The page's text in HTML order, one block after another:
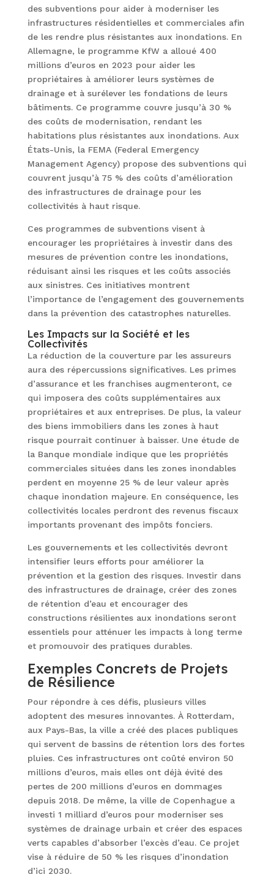
des subventions pour aider à moderniser les
infrastructures résidentielles et commerciales afin
de les rendre plus résistantes aux inondations. En
Allemagne, le programme KfW a alloué 400
millions d’euros en 2023 pour aider les
propriétaires à améliorer leurs systèmes de
drainage et à surélever les fondations de leurs
bâtiments. Ce programme couvre jusqu’à 30 %
des coûts de modernisation, rendant les
habitations plus résistantes aux inondations. Aux
États-Unis, la FEMA (Federal Emergency
Management Agency) propose des subventions qui
couvrent jusqu’à 75 % des coûts d’amélioration
des infrastructures de drainage pour les
collectivités à haut risque.
Ces programmes de subventions visent à
encourager les propriétaires à investir dans des
mesures de prévention contre les inondations,
réduisant ainsi les risques et les coûts associés
aux sinistres. Ces initiatives montrent
l’importance de l’engagement des gouvernements
dans la prévention des catastrophes naturelles.
Les Impacts sur la Société et les
Collectivités
La réduction de la couverture par les assureurs
aura des répercussions significatives. Les primes
d’assurance et les franchises augmenteront, ce
qui imposera des coûts supplémentaires aux
propriétaires et aux entreprises. De plus, la valeur
des biens immobiliers dans les zones à haut
risque pourrait continuer à baisser. Une étude de
la Banque mondiale indique que les propriétés
commerciales situées dans les zones inondables
perdent en moyenne 25 % de leur valeur après
chaque inondation majeure. En conséquence, les
collectivités locales perdront des revenus fiscaux
importants provenant des impôts fonciers.
Les gouvernements et les collectivités devront
intensifier leurs efforts pour améliorer la
prévention et la gestion des risques. Investir dans
des infrastructures de drainage, créer des zones
de rétention d’eau et encourager des
constructions résilientes aux inondations seront
essentiels pour atténuer les impacts à long terme
et promouvoir des pratiques durables.
Exemples Concrets de Projets
de Résilience
Pour répondre à ces défis, plusieurs villes
adoptent des mesures innovantes. À Rotterdam,
aux Pays-Bas, la ville a créé des places publiques
qui servent de bassins de rétention lors des fortes
pluies. Ces infrastructures ont coûté environ 50
millions d’euros, mais elles ont déjà évité des
pertes de 200 millions d’euros en dommages
depuis 2018. De même, la ville de Copenhague a
investi 1 milliard d’euros pour moderniser ses
systèmes de drainage urbain et créer des espaces
verts capables d’absorber l’excès d’eau. Ce projet
vise à réduire de 50 % les risques d’inondation
d’ici 2030.